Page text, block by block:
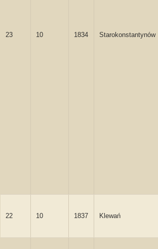
23 10 1834 Starokonstantynów
22 10 1837 Klewań